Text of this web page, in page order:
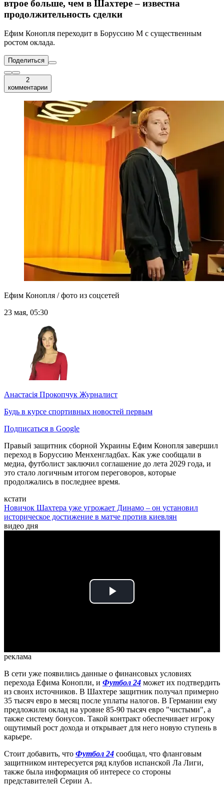
втрое больше, чем в Шахтере – известна
продолжительность сделки
Ефим Конопля переходит в Боруссию М с существенным
ростом оклада.
Поделиться
2
комментарии
Ефим Конопля / фото из соцсетей
23 мая, 05:30
Анастасія Прокопчук Журналист
Будь в курсе спортивных новостей первым
Подписаться в Google
Правый защитник сборной Украины Ефим Конопля завершил
переход в Боруссию Менхенгладбах. Как уже сообщали в
медиа, футболист заключил соглашение до лета 2029 года, и
это стало логичным итогом переговоров, которые
продолжались в последнее время.
кстати
Новичок Шахтера уже угрожает Динамо – он установил
историческое достижение в матче против киевлян
видео дня
Play
реклама
В сети уже появились данные о финансовых условиях
перехода Ефима Конопли, и Футбол 24 может их подтвердить
из своих источников. В Шахтере защитник получал примерно
35 тысяч евро в месяц после уплаты налогов. В Германии ему
предложили оклад на уровне 85-90 тысяч евро "чистыми", а
также систему бонусов. Такой контракт обеспечивает игроку
ощутимый рост дохода и открывает для него новую ступень в
карьере.
Стоит добавить, что Футбол 24 сообщал, что фланговым
защитником интересуется ряд клубов испанской Ла Лиги,
также была информация об интересе со стороны
представителей Серии А.